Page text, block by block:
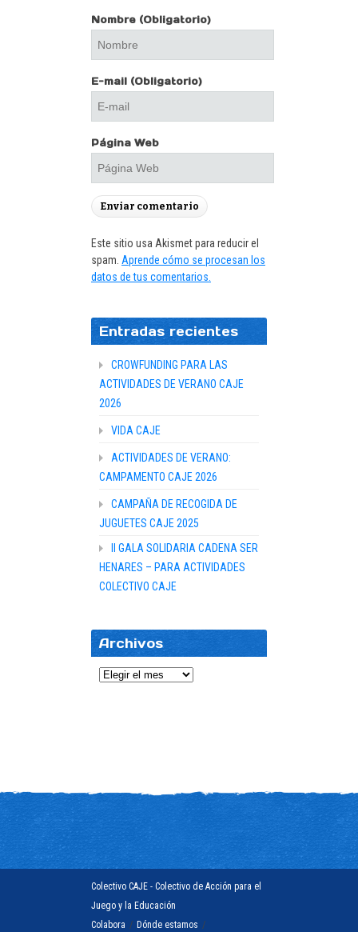
Nombre (Obligatorio)
E-mail (Obligatorio)
Página Web
Este sitio usa Akismet para reducir el
spam. Aprende cómo se procesan los
datos de tus comentarios.
Entradas recientes
CROWFUNDING PARA LAS
ACTIVIDADES DE VERANO CAJE
2026
VIDA CAJE
ACTIVIDADES DE VERANO:
CAMPAMENTO CAJE 2026
CAMPAÑA DE RECOGIDA DE
JUGUETES CAJE 2025
II GALA SOLIDARIA CADENA SER
HENARES – PARA ACTIVIDADES
COLECTIVO CAJE
Archivos
Archivos
Colectivo CAJE - Colectivo de Acción para el
Juego y la Educación
Colabora / Dónde estamos /